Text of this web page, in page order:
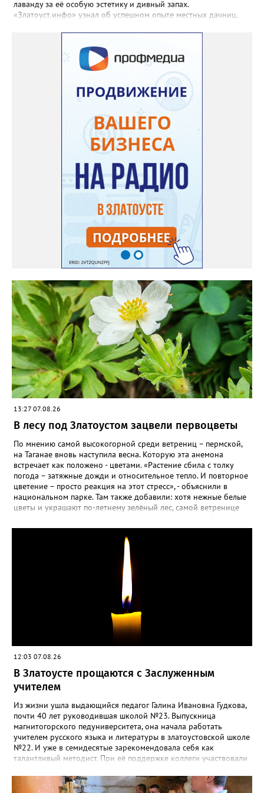
лаванду за её особую эстетику и дивный запах.
«Златоуст.инфо» узнал об успешном опыте местных дачниц.
семян (на фото), - отметила «Златоуст.инфо» хозяйка частного
дома Екатерина Бойко. – Посадила вдоль забора, потому что
низины этот цветок не любит. Вот уже второй год растет и
радует меня. Соседи просят саженцы: аромат и до них
доносится. В конце лета собираю лаванду в пучки, сушу –
получаются букеты и саше одновременно. Лаванда широко
используется и в кулинарии». Семена, отметила собеседница
нашего портала, у неё были сорта «Вознесенская узколистная».
Только она хорошо зимует без укрытия. Всхожесть оказалась
на удивление хорошей: из пяти семян из каждой пачки четыре
взошли даже без стратификации. После покупки (по весне)
садовод советует сразу убрать семена в холодильник на два
месяца, а место посадки - мульчировать мелкой корой. Семена
самосевом в ней отлично прорастают. Если иногда срезать
сухие цветы и стряхивать семена вокруг куртины, лаванда
весной прорастет сама. Ещё один секрет – этот символ
Прованса не любит «вкусную» почву. Добавляйте в посадочную
яму гравий и песок – требуется хороший дренаж. В первый год
Екатерина рекомендует цветы убирать, чтобы силы куста
пошли на наращивание корневой системы. А со второго года
пусть лаванда цветёт во всю силу! Фото: Екатерина Бойко,
специально для «Златоуст.инфо». Обсуждение новости здесь
ВКОНТАКТЕ https://vk.com/newszlatoust74
13:27 07.08.26
В лесу под Златоустом зацвели первоцветы
По мнению самой высокогорной среди ветрениц – пермской,
на Таганае вновь наступила весна. Которую эта анемона
встречает как положено - цветами. «Растение сбила с толку
погода – затяжные дожди и относительное тепло. И повторное
цветение – просто реакция на этот стресс», - объяснили в
национальном парке. Там также добавили: хотя нежные белые
цветы и украшают по-летнему зелёный лес, самой ветренице
силы перед долгой зимовкой.
12:03 07.08.26
В Златоусте прощаются с Заслуженным
учителем
Из жизни ушла выдающийся педагог Галина Ивановна Гудкова,
почти 40 лет руководившая школой №23. Выпускница
магнитогорского педуниверситета, она начала работать
учителем русского языка и литературы в златоустовской школе
№22. И уже в семидесятые зарекомендовала себя как
талантливый методист. При её поддержке коллеги участвовали
«Благодаря её мудрому руководству в школе сформировался
сильный педагогический коллектив, объединённый общими